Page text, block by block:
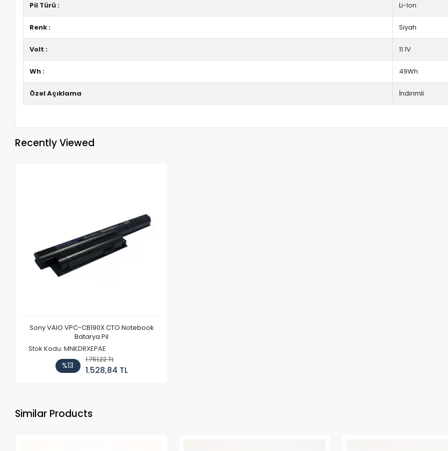
Pil Türü : Li-Ion
Renk : Siyah
Volt : 11.1V
Wh : 49Wh
Özel Açıklama İndirimli
Recently Viewed
Sony VAIO VPC-CB190X CTO Notebook
Batarya Pil
Stok Kodu: MNKDRXEPAE
%13
1.751,22 TL
1.528,84 TL
Similar Products